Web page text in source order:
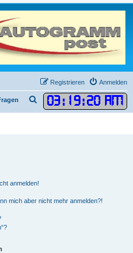
Anmelden
Registrieren
03: 19:21 AM
u
anmelden!
mich aber nicht mehr anmelden?!